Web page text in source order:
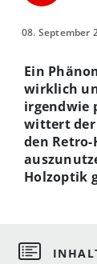
08. September
Ein
wirklich
irgendwie
wittert der
den
Holzoptik